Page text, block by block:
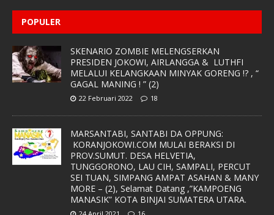
POPULER
SKENARIO ZOMBIE MELENGSERKAN
PRESIDEN JOKOWI, AIRLANGGA & LUTHFI
MELALUI KELANGKAAN MINYAK GORENG !? , “
GAGAL MANING ! ” (2)
22 Februari 2022 18
MARSANTABI, SANTABI DA OPPUNG:
KORANJOKOWI.COM MULAI BERAKSI DI
PROV.SUMUT. DESA HELVETIA,
TUNGGORONO, LAU CIH, SAMPALI, PERCUT
SEI TUAN, SIMPANG AMPAT ASAHAN & MANY
MORE – (2), Selamat Datang ,”KAMPOENG
MANASIK” KOTA BINJAI SUMATERA UTARA.